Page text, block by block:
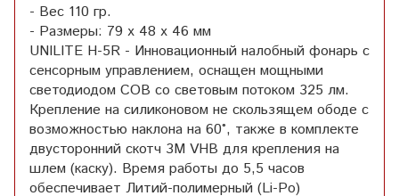
- Вес 110 гр.
- Размеры: 79 x 48 x 46 мм
UNILITE H-5R - Инновационный налобный фонарь с
сенсорным управлением, оснащен мощными
светодиодом COB со световым потоком 325 лм.
Крепление на силиконовом не скользящем ободе с
возможностью наклона на 60°, также в комплекте
двусторонний скотч 3M VHB для крепления на
шлем (каску). Время работы до 5,5 часов
обеспечивает Литий-полимерный (Li-Po)